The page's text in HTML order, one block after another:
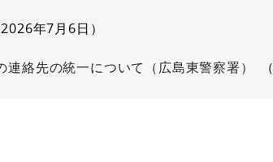
2026年7月6日
絡先の統一について（広島東警察署）